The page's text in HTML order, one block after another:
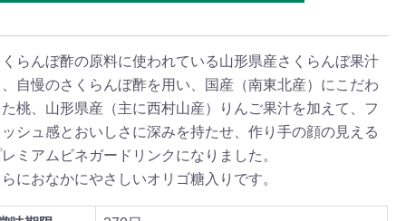
らんぼ酢の原料に使われている山形県産さくらんぼ果汁
自慢のさくらんぼ酢を用い、国産（南東北産）にこだわ
桃、山形県産（主に西村山産）りんご果汁を加えて、フ
シュ感とおいしさに深みを持たせ、作り手の顔の見える
ミアムビネガードリンクになりました。
におなかにやさしいオリゴ糖入りです。